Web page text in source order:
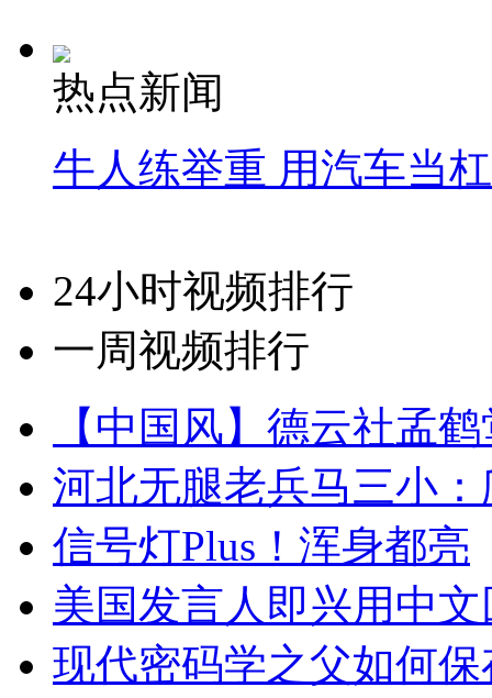
热点新闻
牛人练举重 用汽车当
24小时视频排行
一周视频排行
【中国风】德云社孟
河北无腿老兵马三小
信号灯Plus！浑身都亮
美国发言人即兴用中
现代密码学之父如何